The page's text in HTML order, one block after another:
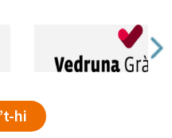
hi